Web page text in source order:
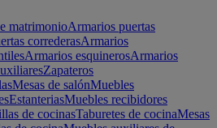
matrimonioArmarios puertas
correderasArmarios
Armarios esquinerosArmarios
Zapateros
Mesas de salónMuebles
EstanteriasMuebles recibidores
de cocinasTaburetes de cocinaMesas